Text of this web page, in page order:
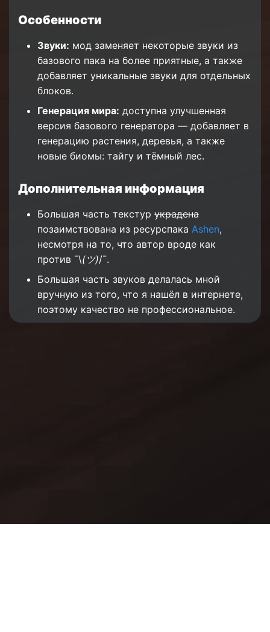
Особенности
Звуки: мод заменяет некоторые звуки из
базового пака на более приятные, а также
добавляет уникальные звуки для отдельных
блоков.
Генерация мира: доступна улучшенная
версия базового генератора — добавляет в
генерацию растения, деревья, а также
новые биомы: тайгу и тёмный лес.
Дополнительная информация
Большая часть текстур украдена
позаимствована из ресурспака Ashen,
несмотря на то, что автор вроде как
против ¯\(ツ)/¯.
Большая часть звуков делалась мной
вручную из того, что я нашёл в интернете,
поэтому качество не профессиональное.